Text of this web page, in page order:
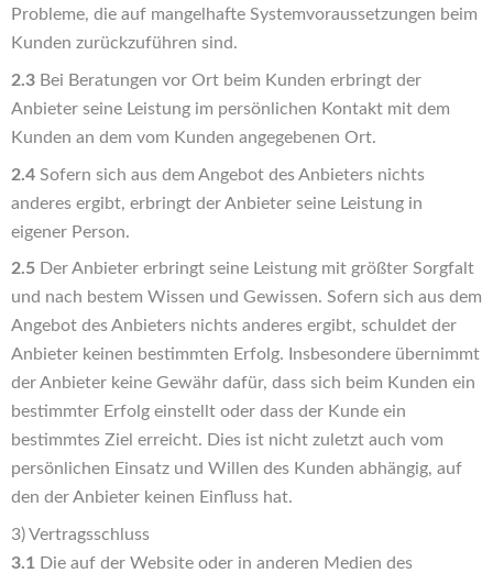
Probleme, die auf mangelhafte Systemvoraussetzungen beim
Kunden zurückzuführen sind.
2.3 Bei Beratungen vor Ort beim Kunden erbringt der
Anbieter seine Leistung im persönlichen Kontakt mit dem
Kunden an dem vom Kunden angegebenen Ort.
2.4 Sofern sich aus dem Angebot des Anbieters nichts
anderes ergibt, erbringt der Anbieter seine Leistung in
eigener Person.
2.5 Der Anbieter erbringt seine Leistung mit größter Sorgfalt
und nach bestem Wissen und Gewissen. Sofern sich aus dem
Angebot des Anbieters nichts anderes ergibt, schuldet der
Anbieter keinen bestimmten Erfolg. Insbesondere übernimmt
der Anbieter keine Gewähr dafür, dass sich beim Kunden ein
bestimmter Erfolg einstellt oder dass der Kunde ein
bestimmtes Ziel erreicht. Dies ist nicht zuletzt auch vom
persönlichen Einsatz und Willen des Kunden abhängig, auf
den der Anbieter keinen Einfluss hat.
3) Vertragsschluss
3.1 Die auf der Website oder in anderen Medien des